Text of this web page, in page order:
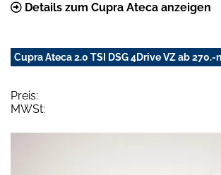
Details zum Cupra Ateca anzeigen
Cupra Ateca 2.0 TSI DSG 4Drive VZ ab
Preis:
MWSt: